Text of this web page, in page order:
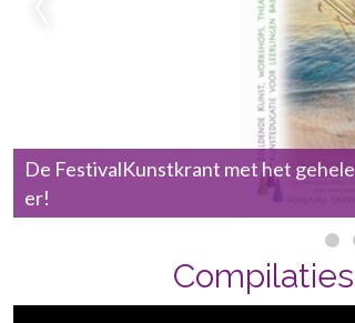
De FestivalKunstkrant met het
er!